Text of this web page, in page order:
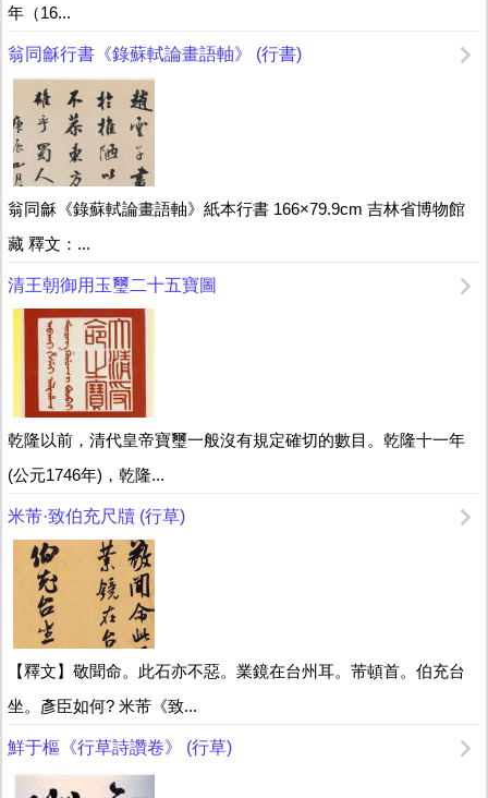
年（16...
翁同龢行書《錄蘇軾論畫語軸》 (行書)
翁同龢《錄蘇軾論畫語軸》紙本行書 166×79.9cm 吉林省博物館
藏 釋文：...
清王朝御用玉璽二十五寶圖
乾隆以前，清代皇帝寶璽一般沒有規定確切的數目。乾隆十一年
(公元1746年)，乾隆...
米芾·致伯充尺牘 (行草)
【釋文】敬聞命。此石亦不惡。業鏡在台州耳。芾頓首。伯充台
坐。彥臣如何? 米芾《致...
鮮于樞《行草詩讚卷》 (行草)